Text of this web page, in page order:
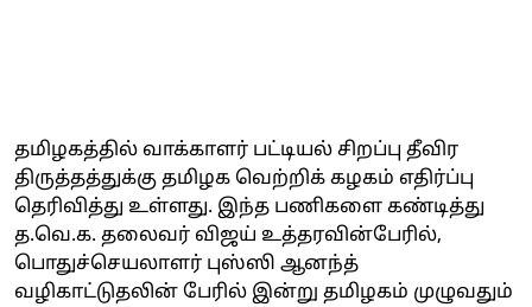
தமிழகத்தில் வாக்காளர் பட்டியல் சிறப்பு தீவிர
திருத்தத்துக்கு தமிழக வெற்றிக் கழகம் எதிர்ப்பு
தெரிவித்து உள்ளது. இந்த பணிகளை கண்டித்து
த.வெ.க. தலைவர் விஜய் உத்தரவின்பேரில்,
பொதுச்செயலாளர் புஸ்ஸி ஆனந்த்
வழிகாட்டுதலின் பேரில் இன்று தமிழகம் முழுவதும்